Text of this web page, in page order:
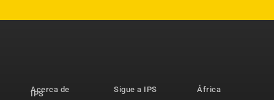
Acerca de
IPS
Sigue a IPS
África